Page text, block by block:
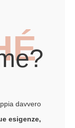
davvero
esigenze,